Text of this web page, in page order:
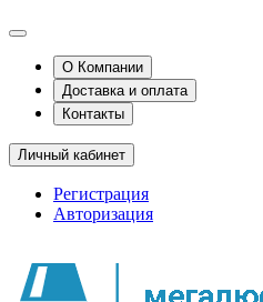
О Компании
Доставка и оплата
Контакты
Личный кабинет
Регистрация
Авторизация